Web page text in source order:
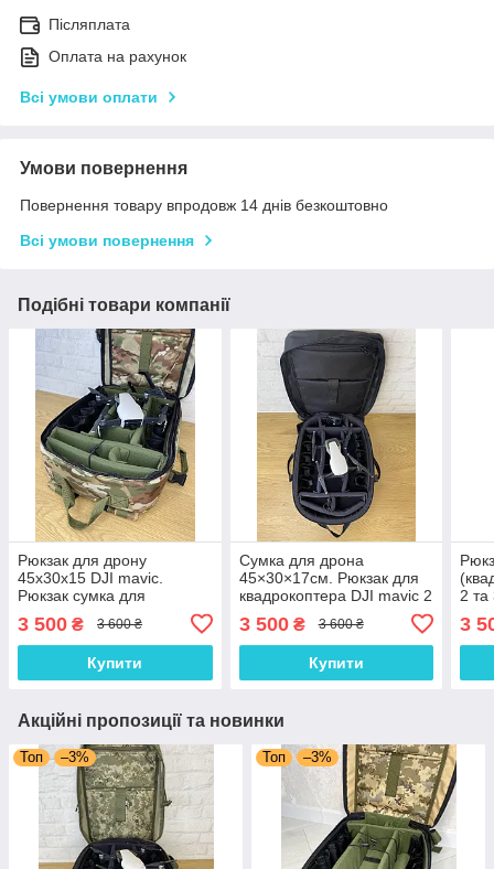
Післяплата
Оплата на рахунок
Всі умови оплати
Умови повернення
Повернення товару впродовж 14 днів безкоштовно
Всі умови повернення
Подібні товари компанії
Рюкзак для дрону
45х30х15 DJI mavic.
Рюкзак сумка для
квадрокоптера мультикам
3 500 ₴ 3 600 ₴
Купити
Сумка для дрона
45×30×17см. Рюкзак для
квадрокоптера DJI mavic 2
3 500₴ 3 600 ₴
Купити
2
3
Акційні пропозиції та новинки
Топ –3% Топ –3%